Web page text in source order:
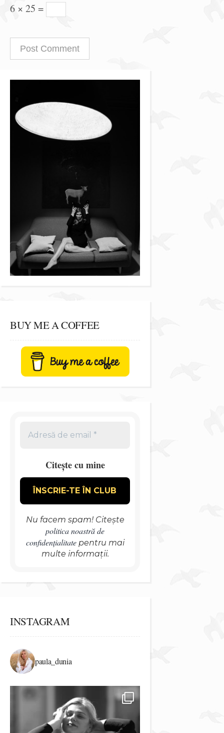
6 × 25 =
BUY ME A COFFEE
Citește cu mine
Nu facem spam! Citește
politica noastră de
confidențialitatepentru mai
multe informații.
INSTAGRAM
paula_dunia